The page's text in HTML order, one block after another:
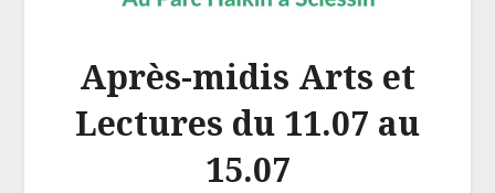
Après-midis Arts et
Lectures du 11.07 au
15.07